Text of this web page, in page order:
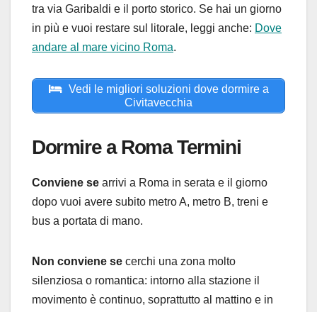
tra via Garibaldi e il porto storico. Se hai un giorno
in più e vuoi restare sul litorale, leggi anche: Dove
andare al mare vicino Roma.
Vedi le migliori soluzioni dove dormire a
Civitavecchia
Dormire a Roma Termini
Conviene se arrivi a Roma in serata e il giorno
dopo vuoi avere subito metro A, metro B, treni e
bus a portata di mano.
Non conviene se cerchi una zona molto
silenziosa o romantica: intorno alla stazione il
movimento è continuo, soprattutto al mattino e in